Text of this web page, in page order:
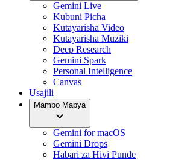
Gemini Live
Kubuni Picha
Kutayarisha Video
Kutayarisha Muziki
Deep Research
Gemini Spark
Personal Intelligence
Canvas
Usajili
Mambo Mapya
Gemini for macOS
Gemini Drops
Habari za Hivi Punde